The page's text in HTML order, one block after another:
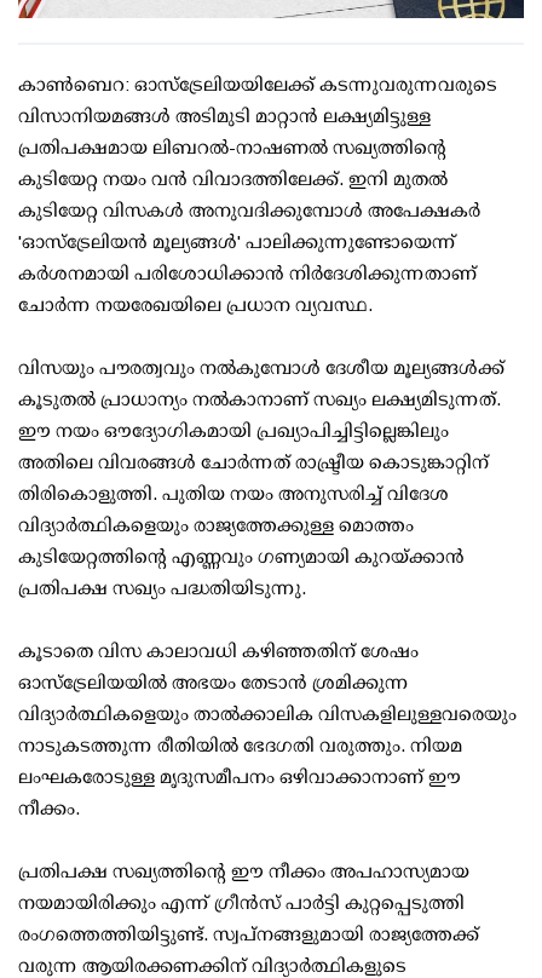
കാൺബെറ: ഓസ്‌ട്രേലിയയിലേക്ക് കടന്നുവരുന്നവരുടെ
വിസാനിയമങ്ങൾ അടിമുടി മാറ്റാൻ ലക്ഷ്യമിട്ടുള്ള
പ്രതിപക്ഷമായ ലിബറൽ-നാഷണൽ സഖ്യത്തിൻ്റെ
കുടിയേറ്റ നയം വൻ വിവാദത്തിലേക്ക്. ഇനി മുതൽ
കുടിയേറ്റ വിസകൾ അനുവദിക്കുമ്പോൾ അപേക്ഷകർ
'ഓസ്‌ട്രേലിയൻ മൂല്യങ്ങൾ' പാലിക്കുന്നുണ്ടോയെന്ന്
കർശനമായി പരിശോധിക്കാൻ നിർദേശിക്കുന്നതാണ്
ചോർന്ന നയരേഖയിലെ പ്രധാന വ്യവസ്ഥ.
വിസയും പൗരത്വവും നൽകുമ്പോൾ ദേശീയ മൂല്യങ്ങൾക്ക്
കൂടുതൽ പ്രാധാന്യം നൽകാനാണ് സഖ്യം ലക്ഷ്യമിടുന്നത്.
ഈ നയം ഔദ്യോഗികമായി പ്രഖ്യാപിച്ചിട്ടില്ലെങ്കിലും
അതിലെ വിവരങ്ങൾ ചോർന്നത് രാഷ്ട്രീയ കൊടുങ്കാറ്റിന്
തിരികൊളുത്തി. പുതിയ നയം അനുസരിച്ച് വിദേശ
വിദ്യാർത്ഥികളെയും രാജ്യത്തേക്കുള്ള മൊത്തം
കുടിയേറ്റത്തിൻ്റെ എണ്ണവും ഗണ്യമായി കുറയ്ക്കാൻ
പ്രതിപക്ഷ സഖ്യം പദ്ധതിയിടുന്നു.
കൂടാതെ വിസ കാലാവധി കഴിഞ്ഞതിന് ശേഷം
ഓസ്‌ട്രേലിയയിൽ അഭയം തേടാൻ ശ്രമിക്കുന്ന
വിദ്യാർത്ഥികളെയും താൽക്കാലിക വിസകളിലുള്ളവരെയും
നാടുകടത്തുന്ന രീതിയിൽ ഭേദഗതി വരുത്തും. നിയമ
ലംഘകരോടുള്ള മൃദുസമീപനം ഒഴിവാക്കാനാണ് ഈ
നീക്കം.
പ്രതിപക്ഷ സഖ്യത്തിൻ്റെ ഈ നീക്കം അപഹാസ്യമായ
നയമായിരിക്കും എന്ന് ​ഗ്രീൻസ് പാർട്ടി കുറ്റപ്പെടുത്തി
രംഗത്തെത്തിയിട്ടുണ്ട്. സ്വപ്നങ്ങളുമായി രാജ്യത്തേക്ക്
വരുന്ന ആയിരക്കണക്കിന് വിദ്യാർത്ഥികളുടെ